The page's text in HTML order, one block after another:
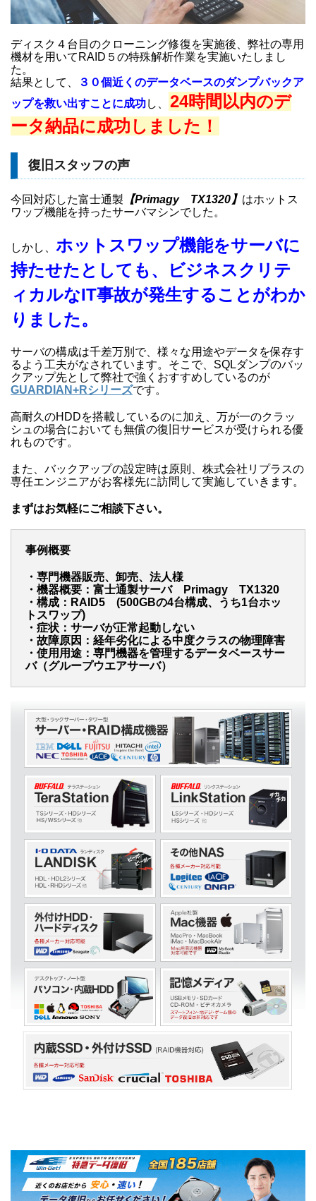
ディスク４台目のクローニング修復を実施後、弊社の専用
機材を用いてRAID５の特殊解析作業を実施いたしまし
た。
結果として、
３０個近くのデータベースのダンプバックア
ップを救い出すことに成功し、
24時間以内のデ
ータ納品に成功しました！
復旧スタッフの声
今回対応した富士通製 【Primagy TX1320】 はホットス
ワップ機能を持ったサーバマシンでした。
しかし、 ホットスワップ機能をサーバに
持たせたとしても、ビジネスクリテ
ィカルなIT事故が発生することがわか
りました。
サーバの構成は千差万別で、様々な用途やデータを保存す
るよう工夫がなされています。そこで、SQLダンプのバッ
クアップ先として弊社で強くおすすめしているのが
GUARDIAN+Rシリーズです。
高耐久のHDDを搭載しているのに加え、万が一のクラッ
シュの場合においても無償の復旧サービスが受けられる優
れものです。
また、バックアップの設定時は原則、株式会社リプラスの
専任エンジニアがお客様先に訪問して実施していきます。
まずはお気軽にご相談下さい。
事例概要
・専門機器販売、卸売、法人様
・機器概要：富士通製サーバ Primagy TX1320
・構成：RAID5 (500GBの4台構成、うち1台ホッ
トスワップ)
・症状：サーバが正常起動しない
・故障原因：経年劣化による中度クラスの物理障害
・使用用途：専門機器を管理するデータベースサー
バ（グループウエアサーバ）